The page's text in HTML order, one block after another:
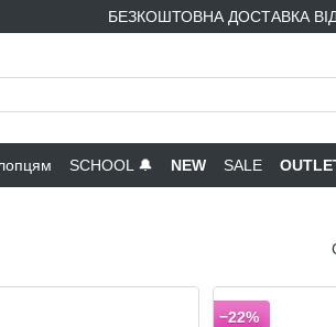
БЕЗКОШТОВНА ДОСТАВКА
SCHOOL 🔔 NEW SALE
−22%